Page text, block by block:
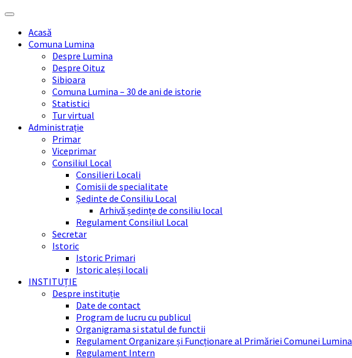
Skip
content
Skip
sidebar
Skip
right
sidebar
Skip
footerAcasă
Comuna Lumina
Despre Lumina
Despre Oituz
Sibioara
Comuna Lumina – 30 de ani de istorie
Statistici
Tur virtual
Administrație
Primar
Viceprimar
Consiliul Local
Consilieri Locali
Comisii de specialitate
Ședinte de Consiliu Local
Arhivă ședințe de consiliu local
Regulament Consiliul Local
Secretar
Istoric
Istoric Primari
Istoric aleși locali
INSTITUȚIE
Despre instituție
Date de contact
Program de lucru cu publicul
Organigrama si statul de functii
Regulament Organizare și Funcționare al Primăriei Comunei Lumina
Regulament Intern